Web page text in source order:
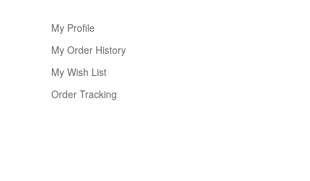
My Profile
My Order History
My Wish List
Order Tracking